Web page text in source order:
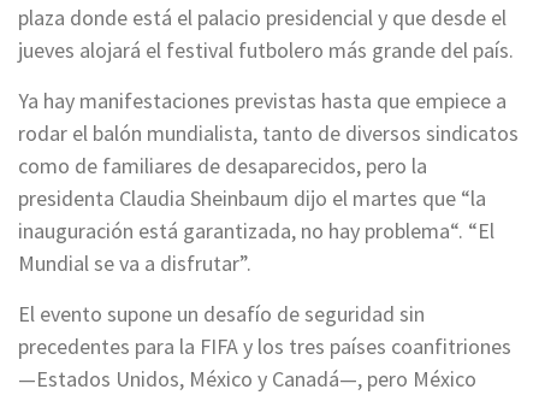
plaza donde está el palacio presidencial y que desde el
jueves alojará el festival futbolero más grande del país.
Ya hay manifestaciones previstas hasta que empiece a
rodar el balón mundialista, tanto de diversos sindicatos
como de familiares de desaparecidos, pero la
presidenta Claudia Sheinbaum dijo el martes que “la
inauguración está garantizada, no hay problema“. “El
Mundial se va a disfrutar”.
El evento supone un desafío de seguridad sin
precedentes para la FIFA y los tres países coanfitriones
—Estados Unidos, México y Canadá—, pero México